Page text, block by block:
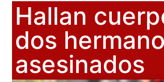
Hallan
dos
asesinados